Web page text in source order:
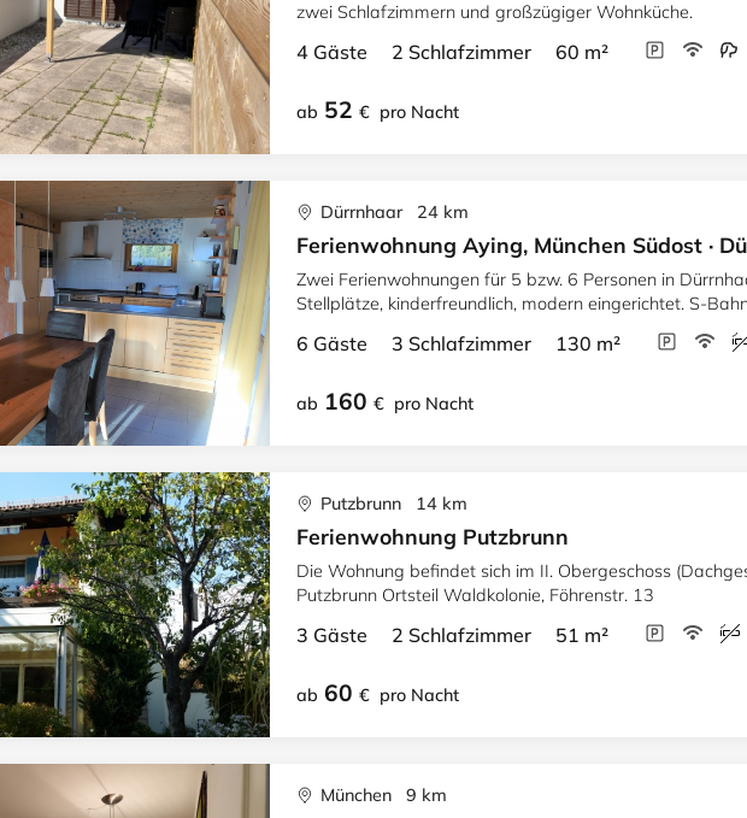
zwei Schlafzimmern und großzügiger Wohnküche.
4 Gäste 2 Schlafzimmer 60 m²
ab 52 € pro Nacht
Dürrnhaar 24 km
Ferienwohnung Aying, München Südost ·
Zwei Ferienwohnungen für 5 bzw. 6 Personen in
Stellplätze, kinderfreundlich, modern eingerichtet. S-
6 Gäste 3 Schlafzimmer 130 m²
ab 160 € pro Nacht
Putzbrunn 14 km
Ferienwohnung Putzbrunn
Die Wohnung befindet sich im II. Obergeschoss
Putzbrunn Ortsteil Waldkolonie, Föhrenstr. 13
3 Gäste 2 Schlafzimmer 51 m²
ab 60 € pro Nacht
München 9 km